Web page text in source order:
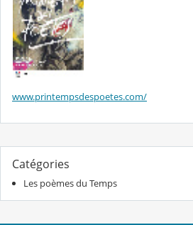
www.printempsdespoetes.com/
Catégories
Les poèmes du Temps